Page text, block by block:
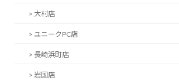
> 大村店
> ユニークPC店
> 長崎浜町店
> 岩国店